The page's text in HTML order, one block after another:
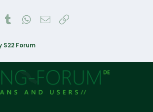
Pinterest
Tumblr WhatsApp
E-Mail
Forum